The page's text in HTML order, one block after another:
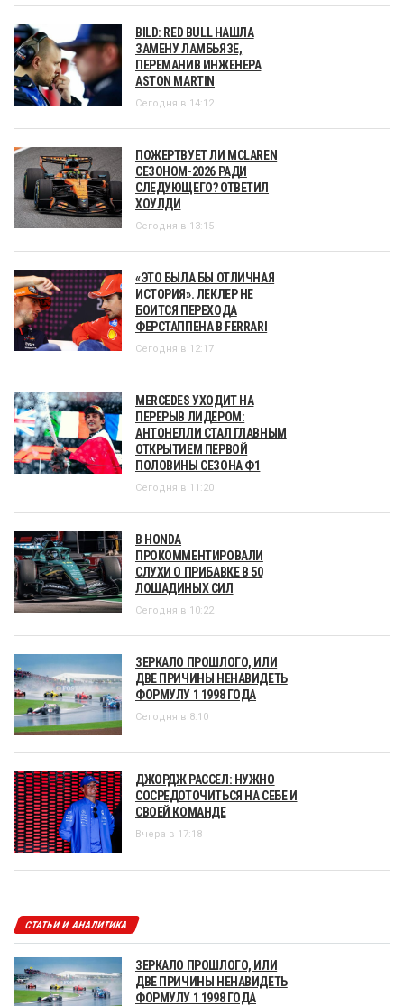
BILD: RED BULL НАШЛА
ЗАМЕНУ ЛАМБЬЯЗЕ,
ПЕРЕМАНИВ ИНЖЕНЕРА
ASTON MARTIN
Сегодня в 14:12
ПОЖЕРТВУЕТ ЛИ MCLAREN
СЕЗОНОМ-2026 РАДИ
СЛЕДУЮЩЕГО? ОТВЕТИЛ
ХОУЛДИ
Сегодня в 13:15
«ЭТО БЫЛА БЫ ОТЛИЧНАЯ
ИСТОРИЯ». ЛЕКЛЕР НЕ
БОИТСЯ ПЕРЕХОДА
ФЕРСТАППЕНА В FERRARI
Сегодня в 12:17
MERCEDES УХОДИТ НА
ПЕРЕРЫВ ЛИДЕРОМ:
АНТОНЕЛЛИ СТАЛ ГЛАВНЫМ
ОТКРЫТИЕМ ПЕРВОЙ
ПОЛОВИНЫ СЕЗОНА Ф1
Сегодня в 11:20
В HONDA
ПРОКОММЕНТИРОВАЛИ
СЛУХИ О ПРИБАВКЕ В 50
ЛОШАДИНЫХ СИЛ
Сегодня в 10:22
ЗЕРКАЛО ПРОШЛОГО, ИЛИ
ДВЕ ПРИЧИНЫ НЕНАВИДЕТЬ
ФОРМУЛУ 1 1998 ГОДА
Сегодня в 8:10
ДЖОРДЖ РАССЕЛ: НУЖНО
СОСРЕДОТОЧИТЬСЯ НА СЕБЕ И
СВОЕЙ КОМАНДЕ
Вчера в 17:18
СТАТЬИ И АНАЛИТИКА
ЗЕРКАЛО ПРОШЛОГО, ИЛИ
ДВЕ ПРИЧИНЫ НЕНАВИДЕТЬ
ФОРМУЛУ 1 1998 ГОДА